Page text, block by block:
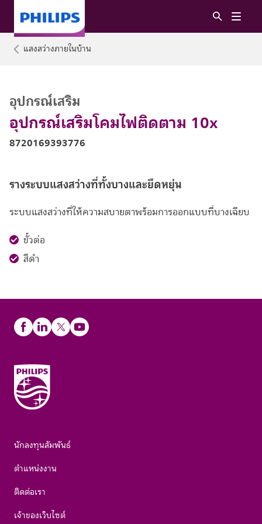
แสงสว่างภายในบ้าน
อุปกรณ์เสริมโคมไฟติดตาม 10x
อุปกรณ์เสริม
8720169393776
รางระบบแสงสว่างที่ทั้งบางและยืดหยุ่น
ระบบแสงสว่างที่ให้ความสบายตาพร้อมการออกแบบที่บางเฉียบ
ขั้วต่อ
สีดำ
นักลงทุนสัมพันธ์
ตำแหน่งงาน
ติดต่อเรา
เจ้าของเว็บไซต์